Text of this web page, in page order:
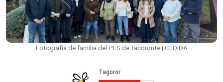
Fotografía de familia del PES de Tacoronte | CEDIDA